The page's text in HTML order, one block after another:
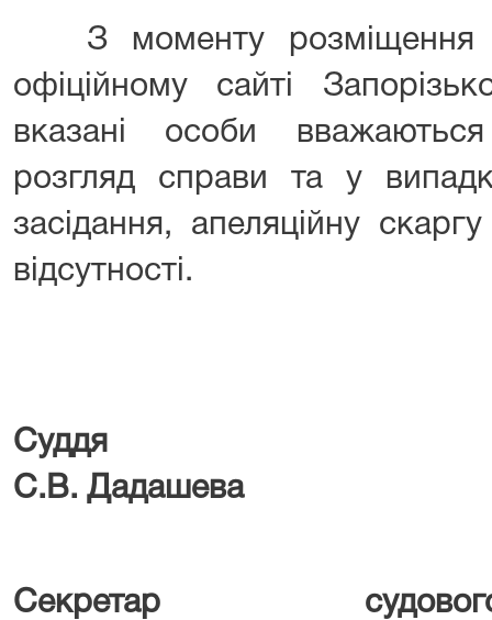
З моменту розміщення
офіційному сайті
вказані особи
розгляд справи та у
засідання, апеляційну
відсутності.
Суддя
С.В. Дадашева
Секретар